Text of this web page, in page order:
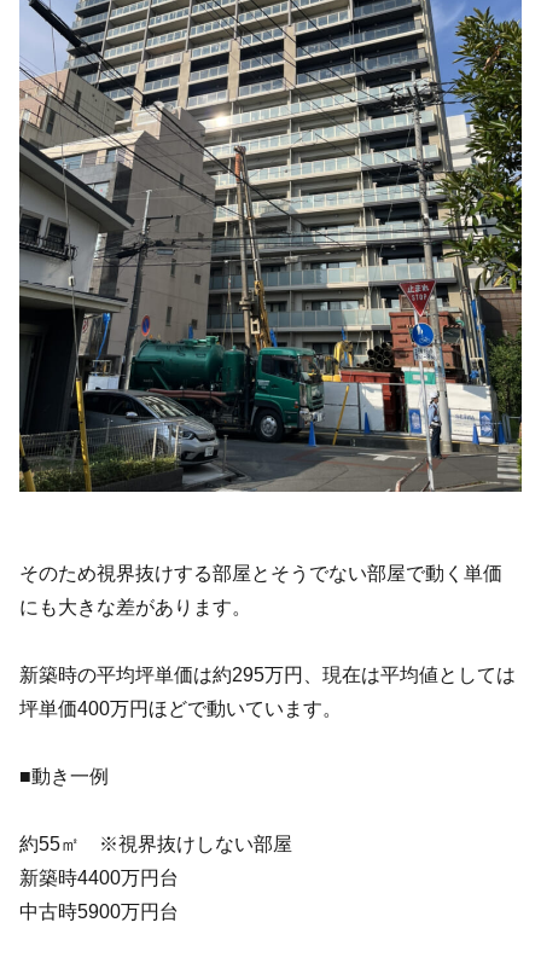
そのため視界抜けする部屋とそうでない部屋で動く単価
にも大きな差があります。
新築時の平均坪単価は約295万円、現在は平均値としては
坪単価400万円ほどで動いています。
■動き一例
約55㎡ ※視界抜けしない部屋
新築時4400万円台
中古時5900万円台